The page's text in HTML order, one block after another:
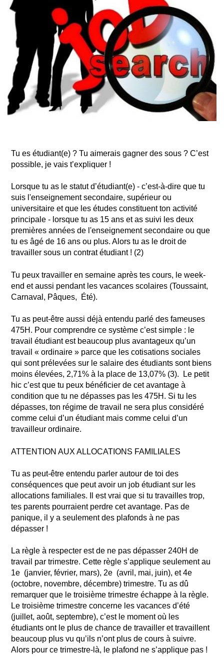
Tu es étudiant(e) ? Tu aimerais gagner des sous ? C’est
possible, je vais t’expliquer !
Lorsque tu as le statut d’étudiant(e) - c’est-à-dire que tu
suis l'enseignement secondaire, supérieur ou
universitaire et que les études constituent ton activité
principale - lorsque tu as 15 ans et as suivi les deux
premières années de l'enseignement secondaire ou que
tu es âgé de 16 ans ou plus. Alors tu as le droit de
travailler sous un contrat étudiant ! (2)
Tu peux travailler en semaine après tes cours, le week-
end et aussi pendant les vacances scolaires (Toussaint,
Carnaval, Pâques, Été).
Tu as peut-être aussi déjà entendu parlé des fameuses
475H. Pour comprendre ce système c’est simple : le
travail étudiant est beaucoup plus avantageux qu’un
travail « ordinaire » parce que les cotisations sociales
qui sont prélevées sur le salaire des étudiants sont biens
moins élevées, 2,71% à la place de 13,07% (3). Le petit
hic c’est que tu peux bénéficier de cet avantage à
condition que tu ne dépasses pas les 475H. Si tu les
dépasses, ton régime de travail ne sera plus considéré
comme celui d’un étudiant mais comme celui d’un
travailleur ordinaire.
ATTENTION AUX ALLOCATIONS FAMILIALES
Tu as peut-être entendu parler autour de toi des
conséquences que peut avoir un job étudiant sur les
allocations familiales. Il est vrai que si tu travailles trop,
tes parents pourraient perdre cet avantage. Pas de
panique, il y a seulement des plafonds à ne pas
dépasser !
La règle à respecter est de ne pas dépasser 240H de
travail par trimestre. Cette règle s’applique seulement au
1e (janvier, février, mars), 2e (avril, mai, juin), et 4e
(octobre, novembre, décembre) trimestre. Tu as dû
remarquer que le troisième trimestre échappe à la règle.
Le troisième trimestre concerne les vacances d’été
(juillet, août, septembre), c’est le moment où les
étudiants ont le plus de chance de travailler et travaillent
beaucoup plus vu qu’ils n’ont plus de cours à suivre.
Alors pour ce trimestre-là, le plafond ne s’applique pas !